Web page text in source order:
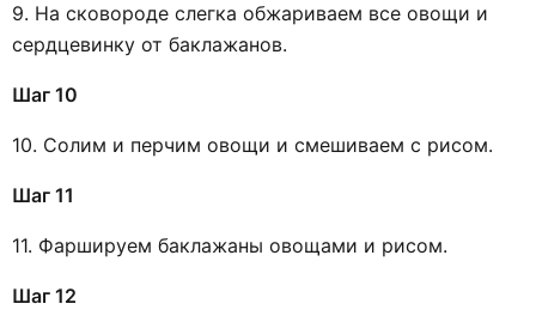
9. На сковороде слегка обжариваем все овощи и
сердцевинку от баклажанов.
Шаг 10
10. Солим и перчим овощи и смешиваем с рисом.
Шаг 11
11. Фаршируем баклажаны овощами и рисом.
Шаг 12